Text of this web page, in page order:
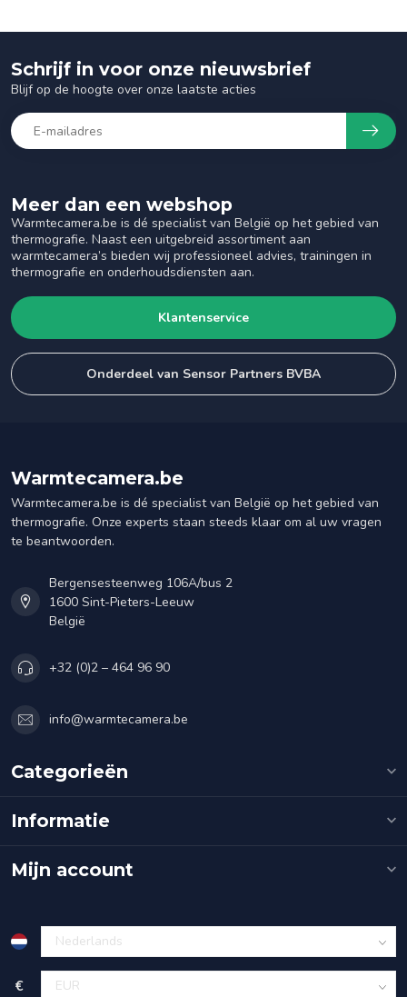
Meer dan een webshop
Warmtecamera.be is dé specialist van België op het gebied van
thermografie. Naast een uitgebreid assortiment aan
warmtecamera’s bieden wij professioneel advies, trainingen in
thermografie en onderhoudsdiensten aan.
Klantenservice
Onderdeel van Sensor Partners BVBA
Schrijf in voor onze nieuwsbrief
Blijf op de hoogte over onze laatste acties
Warmtecamera.be
Warmtecamera.be is dé specialist van België op het gebied van
thermografie. Onze experts staan steeds klaar om al uw vragen
te beantwoorden.
Bergensesteenweg 106A/bus 2
1600 Sint-Pieters-Leeuw
België
+32 (0)2 – 464 96 90
info@warmtecamera.be
Categorieën
Informatie
Mijn account
€